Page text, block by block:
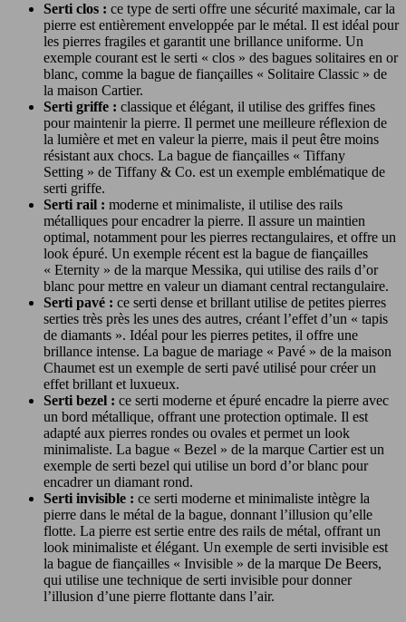
Serti clos : ce type de serti offre une sécurité maximale, car la
pierre est entièrement enveloppée par le métal. Il est idéal pour
les pierres fragiles et garantit une brillance uniforme. Un
exemple courant est le serti « clos » des bagues solitaires en or
blanc, comme la bague de fiançailles « Solitaire Classic » de
la maison Cartier.
Serti griffe : classique et élégant, il utilise des griffes fines
pour maintenir la pierre. Il permet une meilleure réflexion de
la lumière et met en valeur la pierre, mais il peut être moins
résistant aux chocs. La bague de fiançailles « Tiffany
Setting » de Tiffany & Co. est un exemple emblématique de
serti griffe.
Serti rail : moderne et minimaliste, il utilise des rails
métalliques pour encadrer la pierre. Il assure un maintien
optimal, notamment pour les pierres rectangulaires, et offre un
look épuré. Un exemple récent est la bague de fiançailles
« Eternity » de la marque Messika, qui utilise des rails d’or
blanc pour mettre en valeur un diamant central rectangulaire.
Serti pavé : ce serti dense et brillant utilise de petites pierres
serties très près les unes des autres, créant l’effet d’un « tapis
de diamants ». Idéal pour les pierres petites, il offre une
brillance intense. La bague de mariage « Pavé » de la maison
Chaumet est un exemple de serti pavé utilisé pour créer un
effet brillant et luxueux.
Serti bezel : ce serti moderne et épuré encadre la pierre avec
un bord métallique, offrant une protection optimale. Il est
adapté aux pierres rondes ou ovales et permet un look
minimaliste. La bague « Bezel » de la marque Cartier est un
exemple de serti bezel qui utilise un bord d’or blanc pour
encadrer un diamant rond.
Serti invisible : ce serti moderne et minimaliste intègre la
pierre dans le métal de la bague, donnant l’illusion qu’elle
flotte. La pierre est sertie entre des rails de métal, offrant un
look minimaliste et élégant. Un exemple de serti invisible est
la bague de fiançailles « Invisible » de la marque De Beers,
qui utilise une technique de serti invisible pour donner
l’illusion d’une pierre flottante dans l’air.